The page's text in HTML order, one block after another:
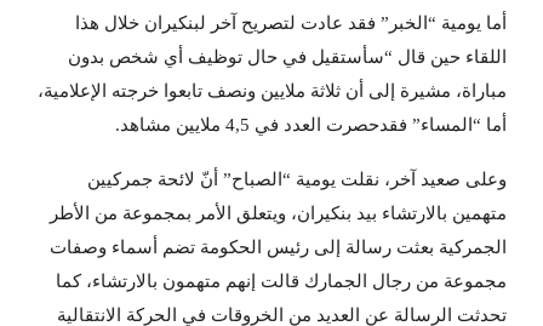
أما يومية “الخبر” فقد عادت لتصريح آخر لبنكيران خلال هذا
اللقاء حين قال “سأستقيل في حال توظيف أي شخص بدون
مباراة، مشيرة إلى أن ثلاثة ملايين ونصف تابعوا خرجته الإعلامية،
أما “المساء” فقدحصرت العدد في 4,5 ملايين مشاهد.
وعلى صعيد آخر، نقلت يومية “الصباح” أنّ لائحة جمركيين
متهمين بالارتشاء بيد بنكيران، ويتعلق الأمر بمجموعة من الأطر
الجمركية بعثت رسالة إلى رئيس الحكومة تضم أسماء وصفات
مجموعة من رجال الجمارك قالت إنهم متهمون بالارتشاء، كما
تحدثت الرسالة عن العديد من الخروقات في الحركة الانتقالية